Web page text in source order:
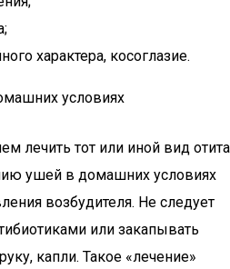
характера, косоглазие.
условиях
лечить тот или иной вид отита
ушей в домашних условиях
возбудителя. Не следует
или закапывать
капли. Такое «лечение»